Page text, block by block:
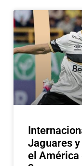
Jaguares y
el América